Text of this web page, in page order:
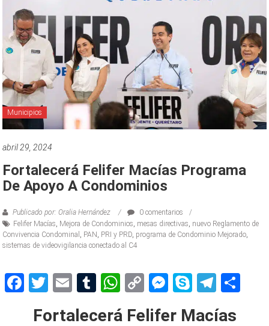
Municipios
abril 29, 2024
Fortalecerá Felifer Macías Programa
De Apoyo A Condominios
Publicado por: Oralia Hernández
0 comentarios
Felifer Macías Mejora de Condominios mesas directivas nuevo Reglamento de
Convivencia Condominal
PAN PRI y PRD programa de Condominio Mejorado
sistemas de videovigilancia conectado al C4
Facebook
Twitter
EmailTumblr
WhatsApp
CopyMessenger
Skype
Fortalecerá Felifer Macías